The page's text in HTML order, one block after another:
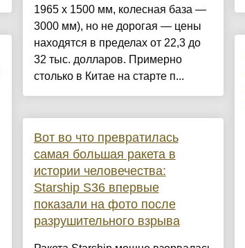
1965 х 1500 мм, колесная база —
3000 мм), но не дорогая — цены
находятся в пределах от 22,3 до
32 тыс. долларов. Примерно
столько в Китае на старте п...
Вот во что превратилась
самая большая ракета в
истории человечества:
Starship S36 впервые
показали на фото после
разрушительного взрыва